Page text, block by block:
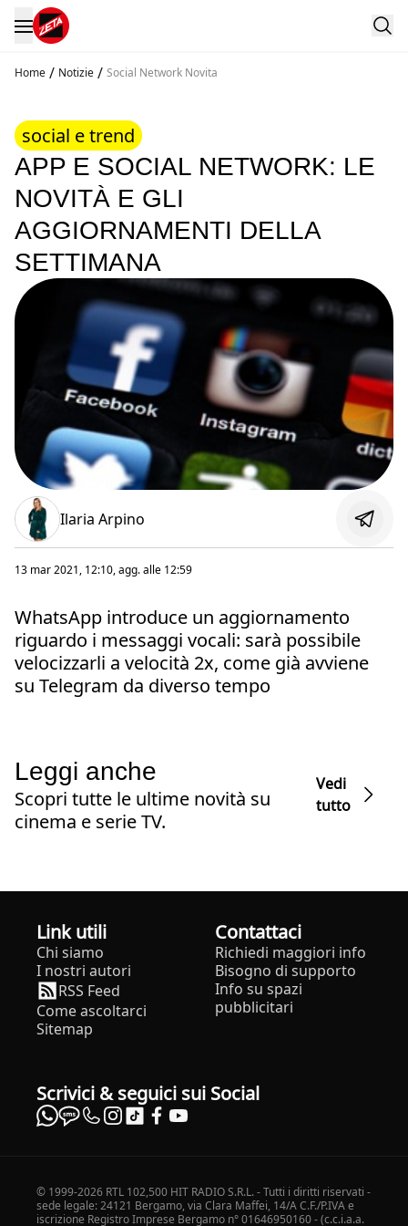
Home / Notizie / Social Network Novita
social e trend
APP E SOCIAL NETWORK: LE
NOVITÀ E GLI
AGGIORNAMENTI DELLA
SETTIMANA
Ilaria Arpino
13 mar 2021, 12:10, agg. alle 12:59
WhatsApp introduce un aggiornamento
riguardo i messaggi vocali: sarà possibile
velocizzarli a velocità 2x, come già avviene
su Telegram da diverso tempo
Leggi anche
Scopri tutte le ultime novità su
cinema e serie TV.
Vedi
tutto
Link utili
Chi siamo
I nostri autori
RSS Feed
Come ascoltarci
Sitemap
Contattaci
Richiedi maggiori info
Bisogno di supporto
Info su spazi
pubblicitari
Scrivici & seguici sui Social
© 1999-2026 RTL 102,500 HIT RADIO S.R.L. - Tutti i diritti riservati -
sede legale: 24121 Bergamo, via Clara Maffei, 14/A C.F./P.IVA e
iscrizione Registro Imprese Bergamo n° 01646950160 - (c.c.i.a.a.